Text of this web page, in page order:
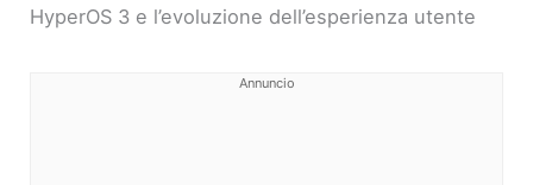
HyperOS 3 e l’evoluzione dell’esperienza utente
Annuncio